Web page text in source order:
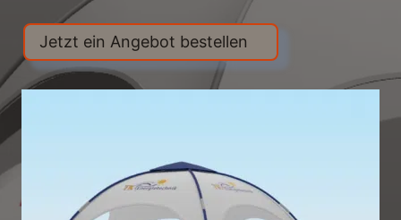
Jetzt ein Angebot bestellen